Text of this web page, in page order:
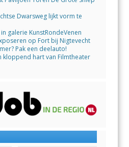
Dwarsweg lijkt vorm te
galerie KunstRondeVenen
op Fort bij Nigtevecht
Pak een deelauto!
kloppend hart van Filmtheater